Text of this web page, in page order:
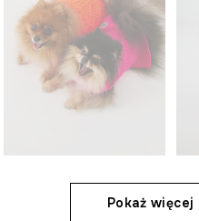
Pokaż więcej